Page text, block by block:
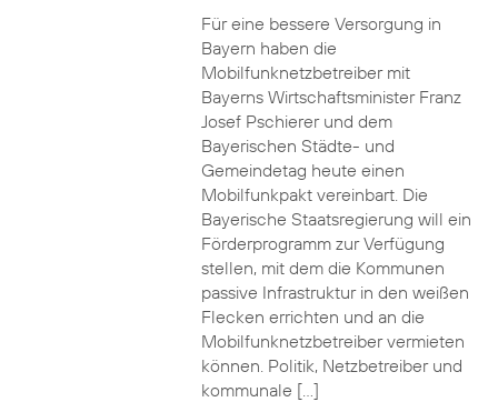
Für eine bessere Versorgung in
Bayern haben die
Mobilfunknetzbetreiber mit
Bayerns Wirtschaftsminister Franz
Josef Pschierer und dem
Bayerischen Städte- und
Gemeindetag heute einen
Mobilfunkpakt vereinbart. Die
Bayerische Staatsregierung will ein
Förderprogramm zur Verfügung
stellen, mit dem die Kommunen
passive Infrastruktur in den weißen
Flecken errichten und an die
Mobilfunknetzbetreiber vermieten
können. Politik, Netzbetreiber und
kommunale […]